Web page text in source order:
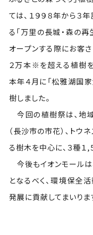
ては、１９９８年から３
る「万里の長城・森の再
オープンする際にお客さ
２万本※を超える植樹
本年４月に「松雅湖国家
樹しました。
今回の植樹祭は、地
（長沙市の市花）、トウ
る樹木を中心に、３種１,
今後もイオンモール
となるべく、環境保全
発展に貢献してまいりま